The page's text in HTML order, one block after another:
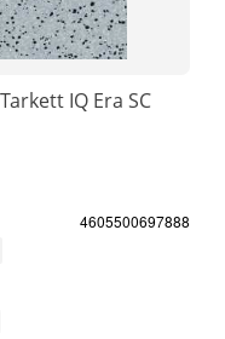
IQ Era SC
4605500697888